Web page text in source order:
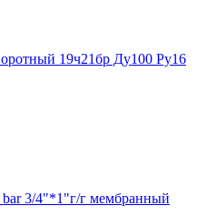
19ч21бр Ду100 Ру16